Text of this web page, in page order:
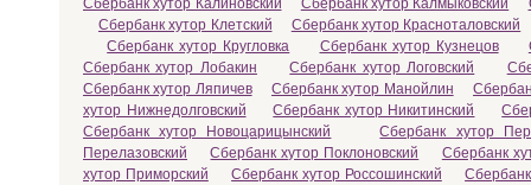
Сбербанк хутор Калиновский
Сбербанк хутор Калмыковский
Сбербанк хутор Клетский
Сбербанк хутор Красноталовский
Сбербанк хутор Кругловка
Сбербанк хутор Кузнецов
Сбербанк хутор Лобакин
Сбербанк хутор Логовский
Сбербанк хутор Ляпичев
Сбербанк хутор Манойлин
хутор Нижнедолговский
Сбербанк хутор Никитинский
Сбербанк хутор Новоцарицынский
Сбербанк хутор
Перелазовский
Сбербанк хутор Поклоновский
Сбербанк
хутор Приморский
Сбербанк хутор Россошинский